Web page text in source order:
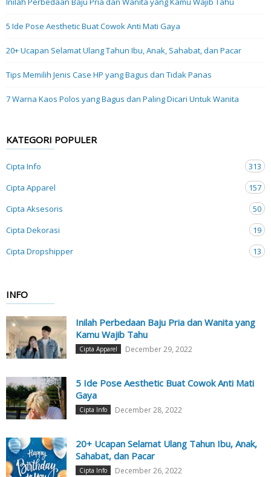
5 Ide Pose Aesthetic Buat Cowok Anti Mati Gaya
20+ Ucapan Selamat Ulang Tahun Ibu, Anak, Sahabat, dan Pacar
Tips Memilih Jenis Case HP yang Bagus dan Tidak Panas
7 Warna Kaos Polos yang Bagus dan Paling Dicari Untuk Wanita
KATEGORI POPULER
Cipta Info
313
Cipta Apparel
157
Cipta Aksesoris
50
Cipta Dekorasi
19
Cipta Dropshipper
13
INFO
Inilah Perbedaan Baju Pria dan Wanita yang
Kamu Wajib Tahu
Cipta Apparel December 29, 2022
5 Ide Pose Aesthetic Buat Cowok Anti Mati
Gaya
Cipta Info December 28, 2022
20+ Ucapan Selamat Ulang Tahun Ibu, Anak,
Sahabat, dan Pacar
Cipta Info December 26, 2022